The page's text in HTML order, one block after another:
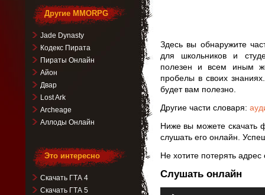
Здесь вы обнаружите
для школьников и
полезен и всем иным
пробелы в своих
будет вам полезно.
Другие части словаря:
Ниже вы можете скачать
слушать его онлайн.
Не хотите потерять адрес
Слушать онлайн
Другие MMORPG
Jade Dynasty
Кодекс Пирата
Пираты Онлайн
Айон
Двар
Lost Ark
Archeage
Аллоды Онлайн
Это интересно
Скачать ГТА 4
Скачать ГТА 5